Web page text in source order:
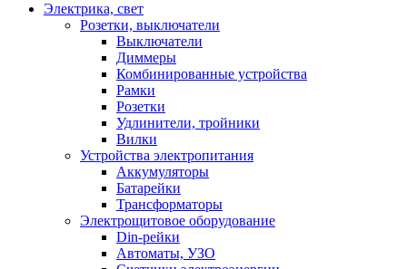
Электрика, свет
Розетки, выключатели
Выключатели
Диммеры
Комбинированные устройства
Рамки
Розетки
Удлинители, тройники
Вилки
Устройства электропитания
Аккумуляторы
Батарейки
Трансформаторы
Электрощитовое оборудование
Din-рейки
Автоматы, УЗО